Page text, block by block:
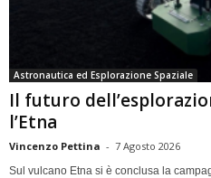
Astronautica ed Esplorazione Spaziale
Il futuro
l’Etna
Vincenzo Pettina - 7 Agosto 2026
Sul vulcano Etna si è conclusa la